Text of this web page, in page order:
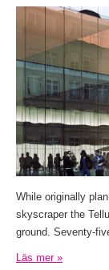
While originally
skyscraper the
ground. Seventy-
Läs mer »